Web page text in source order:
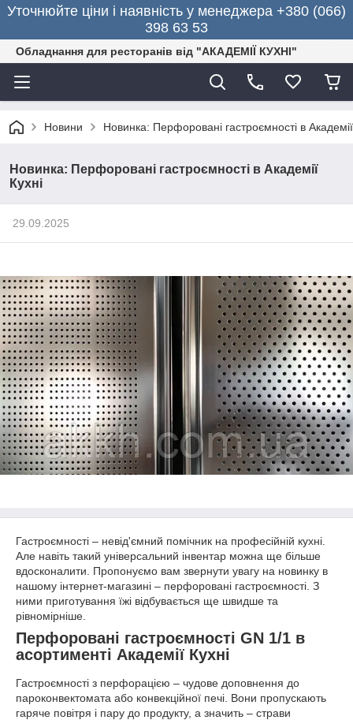
Уточнюйте ціни і наявність у менеджера +380 (066)
398 63 53
Обладнання для ресторанів від "АКАДЕМІЇ КУХНІ"
Новини Новинка: Перфоровані гастроємності в Академії
Новинка: Перфоровані гастроємності в Академії
Кухні
29.09.2025
Гастроємності – невід'ємний помічник на професійній кухні.
Але навіть такий універсальний інвентар можна ще більше
вдосконалити. Пропонуємо вам звернути увагу на новинку в
нашому інтернет-магазині – перфоровані гастроємності. З
ними приготування їжі відбувається ще швидше та
рівномірніше.
Перфоровані гастроємності GN 1/1 в
асортименті Академії Кухні
Гастроємності з перфорацією – чудове доповнення до
пароконвектомата або конвекційної печі. Вони пропускають
гаряче повітря і пару до продукту, а значить – страви